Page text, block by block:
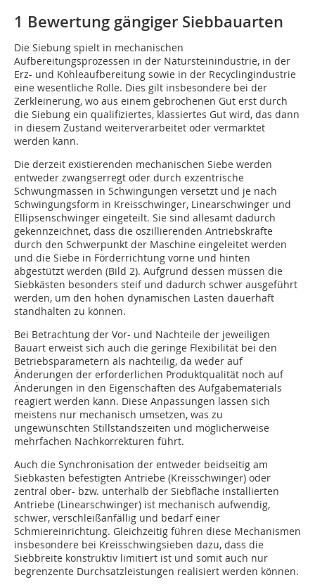
1‌‌‌ Bewertung gängiger Siebbauarten
Die Siebung spielt in mechanischen
Aufbereitungsprozessen in der Natursteinindustrie, in der
Erz- und Kohleaufbereitung sowie in der Recyclingindustrie
eine wesentliche Rolle. Dies gilt insbesondere bei der
Zerkleinerung, wo aus einem gebrochenen Gut erst durch
die Siebung ein qualifiziertes, klassiertes Gut wird, das dann
in diesem Zustand weiterverarbeitet oder vermarktet
werden kann.
Die derzeit existierenden mechanischen Siebe werden
entweder zwangserregt oder durch exzentrische
Schwungmassen in Schwingungen versetzt und je nach
Schwingungsform in Kreisschwinger, Linearschwinger und
Ellipsenschwinger eingeteilt. Sie sind allesamt dadurch
gekennzeichnet, dass die oszillierenden Antriebskräfte
durch den Schwerpunkt der Maschine eingeleitet werden
und die Siebe in Förderrichtung vorne und hinten
abgestützt werden (Bild 2). Aufgrund dessen müssen die
Siebkästen besonders steif und dadurch schwer ausgeführt
werden, um den hohen dynamischen Lasten dauerhaft
standhalten zu können.
Bei Betrachtung der Vor- und Nachteile der jeweiligen
Bauart erweist sich auch die geringe Flexibilität bei den
Betriebs­parametern als nachteilig, da weder auf
Änderungen der erforderlichen Produktqualität noch auf
Änderungen in den Eigenschaften des Aufgabematerials
reagiert werden kann. Diese Anpassungen lassen sich
meistens nur mechanisch umsetzen, was zu
ungewünschten Stillstandszeiten und möglicherweise
mehrfachen Nachkorrekturen führt.
Auch die Synchronisation der entweder beidseitig am
Siebkasten befestigten Antriebe (Kreisschwinger) oder
zentral ober- bzw. unterhalb der Siebfläche installierten
Antriebe (­Linearschwinger) ist mechanisch aufwendig,
schwer, verschleißanfällig und bedarf einer
Schmiereinrichtung. Gleichzeitig führen diese Mechanismen
insbesondere bei Kreisschwingsieben dazu, dass die
Siebbreite konstruktiv limitiert ist und somit auch nur
begrenzente Durchsatzleistungen realisiert werden können.